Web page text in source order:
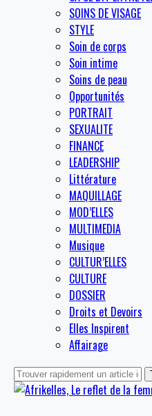
SOINS DE VISAGE
STYLE
Soin de corps
Soin intime
Soins de peau
Opportunités
PORTRAIT
SEXUALITE
FINANCE
LEADERSHIP
Littérature
MAQUILLAGE
MOD’ELLES
MULTIMEDIA
Musique
CULTUR’ELLES
CULTURE
DOSSIER
Droits et Devoirs
Elles Inspirent
Affairage